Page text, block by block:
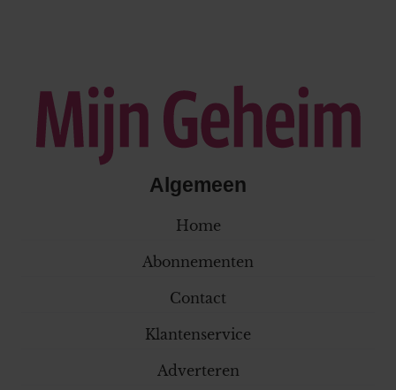
Algemeen
Home
Abonnementen
Contact
Klantenservice
Adverteren